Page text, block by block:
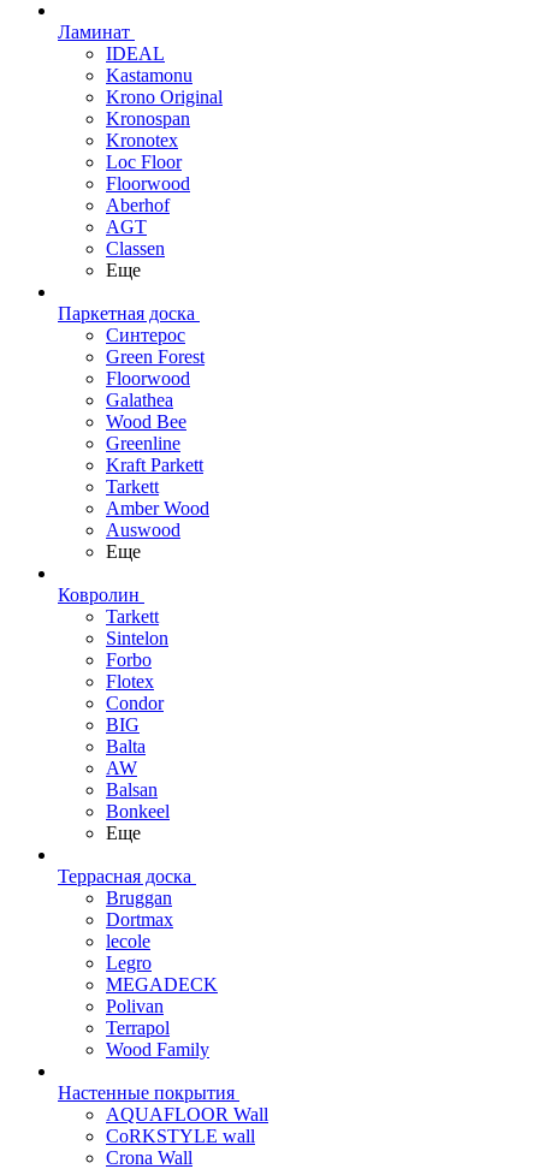
Ламинат
IDEAL
Kastamonu
Krono Original
Kronospan
Kronotex
Loc Floor
Floorwood
Aberhof
AGT
Classen
Еще
Паркетная доска
Синтерос
Green Forest
Floorwood
Galathea
Wood Bee
Greenline
Kraft Parkett
Tarkett
Amber Wood
Auswood
Еще
Ковролин
Tarkett
Sintelon
Forbo
Flotex
Condor
BIG
Balta
AW
Balsan
Bonkeel
Еще
Террасная доска
Bruggan
Dortmax
lecole
Legro
MEGADECK
Polivan
Terrapol
Wood Family
Настенные покрытия
AQUAFLOOR Wall
CoRKSTYLE wall
Crona Wall